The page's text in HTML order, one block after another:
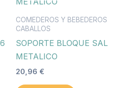
COMEDEROS Y BEBEDEROS
CABALLOS
SOPORTE BLOQUE SAL
METALICO
20,96 €